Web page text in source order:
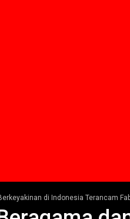
di Indonesia Terancam